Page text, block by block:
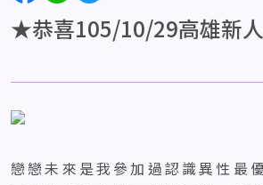
★恭喜105/10/29高雄新
戀戀未來是我參加過認識異性最